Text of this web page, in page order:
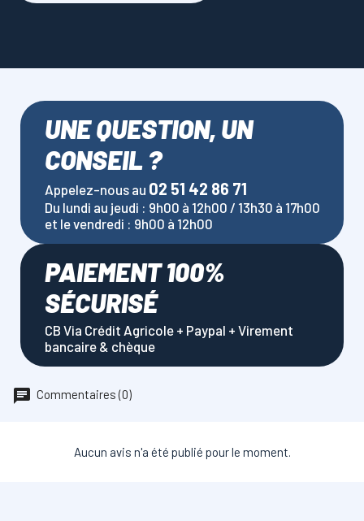
UNE QUESTION, UN
CONSEIL ?
Appelez-nous au 02 51 42 86 71
Du lundi au jeudi : 9h00 à 12h00 / 13h30 à 17h00
et le vendredi : 9h00 à 12h00
PAIEMENT 100%
SÉCURISÉ
CB Via Crédit Agricole + Paypal + Virement
bancaire & chèque
Commentaires (0)
Aucun avis n'a été publié pour le moment.